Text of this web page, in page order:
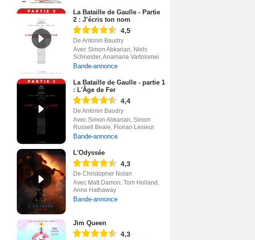
La Bataille de Gaulle - Partie
2 : J’écris ton nom
4,5
De Antonin Baudry
Avec Simon Abkarian, Niels
Schneider, Anamaria Vartolomei
Bande-annonce
La Bataille de Gaulle - partie 1
: L'Âge de Fer
4,4
De Antonin Baudry
Avec Simon Abkarian, Simon
Russell Beale, Florian Lesieur
Bande-annonce
L'Odyssée
4,3
De Christopher Nolan
Avec Matt Damon, Tom Holland,
Anne Hathaway
Bande-annonce
Jim Queen
4,3